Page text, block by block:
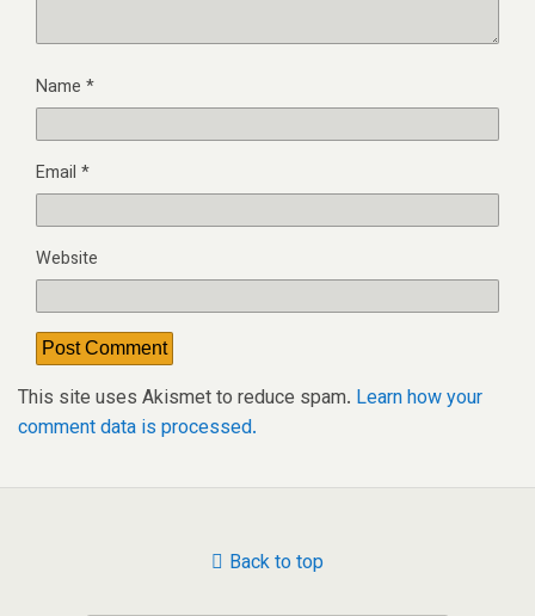
Name *
Email *
Website
This site uses Akismet to reduce spam. Learn how your
comment data is processed.
Back to top